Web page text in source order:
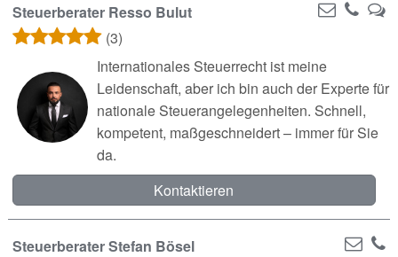
Steuerberater Resso Bulut
(3)
Internationales Steuerrecht ist meine
Leidenschaft, aber ich bin auch der Experte für
nationale Steuerangelegenheiten. Schnell,
kompetent, maßgeschneidert – immer für Sie
da.
Kontaktieren
Steuerberater Stefan Bösel